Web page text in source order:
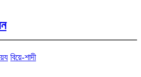
বিয়ে-শাদী